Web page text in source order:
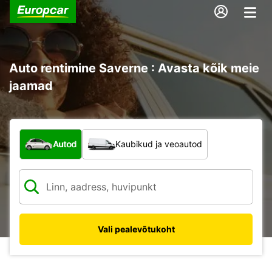
Auto rentimine Saverne : Avasta kõik meie
jaamad
Mis tüüpi sõiduk?
Autod Kaubikud ja veoautod
Vali pealevõtukoht